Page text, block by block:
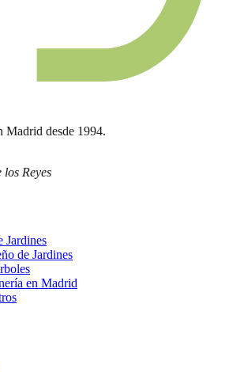
Madrid desde 1994.
los Reyes
Jardines
de Jardines
en Madrid